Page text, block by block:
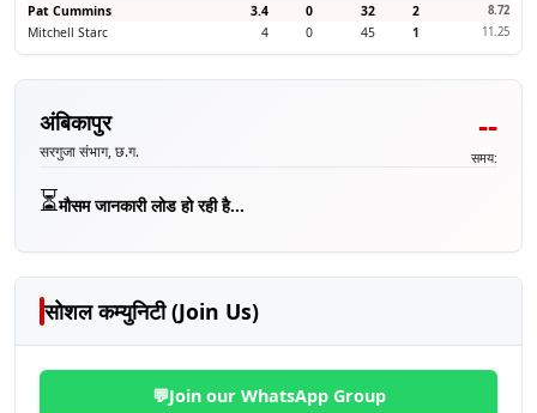
Pat Cummins
3.4 0 32 2 8.72
Mitchell Starc 4 0 45 1 11.25
अंबिकापुर
सरगुजा संभाग, छ.ग.
--
समय:
⏳मौसम जानकारी लोड हो रही है...
सोशल कम्युनिटी (Join Us)
💬Join our WhatsApp Group